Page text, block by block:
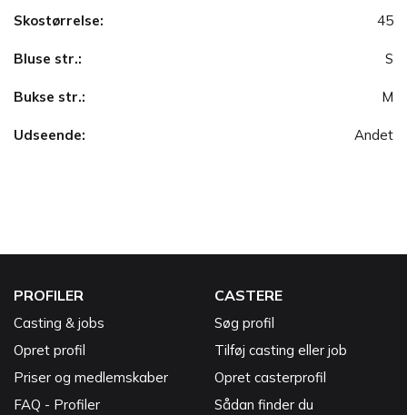
Skostørrelse: 45
Bluse str.: S
Bukse str.: M
Udseende: Andet
PROFILER
Casting & jobs
Opret profil
Priser og medlemskaber
FAQ - Profiler
CASTERE
Søg profil
Tilføj casting eller job
Opret casterprofil
Sådan finder du